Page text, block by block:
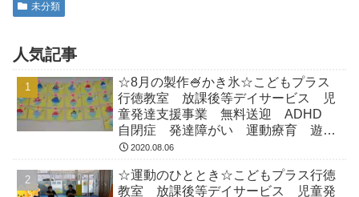
未分類
人気記事
☆8月の製作🍧かき氷☆こどもプラス
行徳教室 放課後等デイサービス 児
童発達支援事業 無料送迎 ADHD
自閉症 発達障がい 運動療育 遊
び 南行徳 市川市 浦安市
2020.08.06
☆運動のひととき☆こどもプラス行徳
教室 放課後等デイサービス 児童発